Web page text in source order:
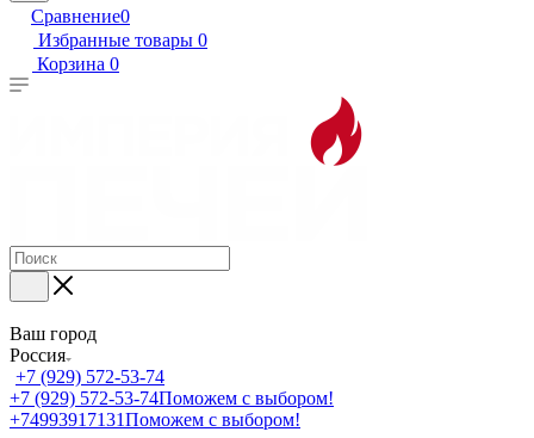
Сравнение0
Избранные товары 0
Корзина 0
Ваш город
Россия
+7 (929) 572-53-74
+7 (929) 572-53-74Поможем с выбором!
+74993917131Поможем с выбором!